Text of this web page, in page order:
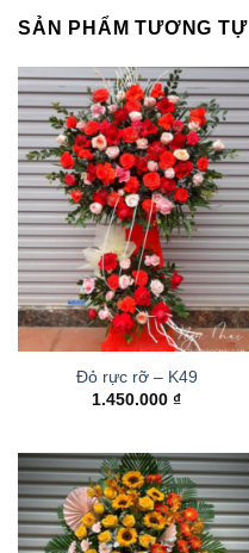
SẢN PHẨM TƯƠNG TỰ
Đỏ rực rỡ – K49
1.450.000 ₫